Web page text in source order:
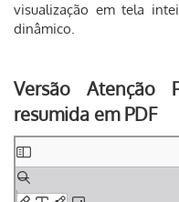
visualização em tela
dinâmico.
Versão Atenção
resumida em PDF